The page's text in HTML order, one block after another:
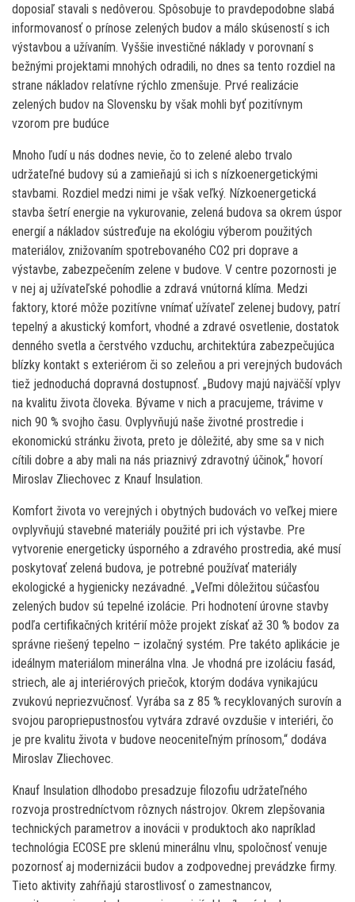
doposiaľ stavali s nedôverou. Spôsobuje to pravdepodobne slabá
informovanosť o prínose zelených budov a málo skúseností s ich
výstavbou a užívaním. Vyššie investičné náklady v porovnaní s
bežnými projektami mnohých odradili, no dnes sa tento rozdiel na
strane nákladov relatívne rýchlo zmenšuje. Prvé realizácie
zelených budov na Slovensku by však mohli byť pozitívnym
vzorom pre budúce
Mnoho ľudí u nás dodnes nevie, čo to zelené alebo trvalo
udržateľné budovy sú a zamieňajú si ich s nízkoenergetickými
stavbami. Rozdiel medzi nimi je však veľký. Nízkoenergetická
stavba šetrí energie na vykurovanie, zelená budova sa okrem úspor
energií a nákladov sústreďuje na ekológiu výberom použitých
materiálov, znižovaním spotrebovaného CO2 pri doprave a
výstavbe, zabezpečením zelene v budove. V centre pozornosti je
v nej aj užívateľské pohodlie a zdravá vnútorná klíma. Medzi
faktory, ktoré môže pozitívne vnímať užívateľ zelenej budovy, patrí
tepelný a akustický komfort, vhodné a zdravé osvetlenie, dostatok
denného svetla a čerstvého vzduchu, architektúra zabezpečujúca
blízky kontakt s exteriérom či so zeleňou a pri verejných budovách
tiež jednoduchá dopravná dostupnosť. „Budovy majú najväčší vplyv
na kvalitu života človeka. Bývame v nich a pracujeme, trávime v
nich 90 % svojho času. Ovplyvňujú naše životné prostredie i
ekonomickú stránku života, preto je dôležité, aby sme sa v nich
cítili dobre a aby mali na nás priaznivý zdravotný účinok,“ hovorí
Miroslav Zliechovec z Knauf Insulation.
Komfort života vo verejných i obytných budovách vo veľkej miere
ovplyvňujú stavebné materiály použité pri ich výstavbe. Pre
vytvorenie energeticky úsporného a zdravého prostredia, aké musí
poskytovať zelená budova, je potrebné používať materiály
ekologické a hygienicky nezávadné. „Veľmi dôležitou súčasťou
zelených budov sú tepelné izolácie. Pri hodnotení úrovne stavby
podľa certifikačných kritérií môže projekt získať až 30 % bodov za
správne riešený tepelno – izolačný systém. Pre takéto aplikácie je
ideálnym materiálom minerálna vlna. Je vhodná pre izoláciu fasád,
striech, ale aj interiérových priečok, ktorým dodáva vynikajúcu
zvukovú nepriezvučnosť. Vyrába sa z 85 % recyklovaných surovín a
svojou paropriepustnosťou vytvára zdravé ovzdušie v interiéri, čo
je pre kvalitu života v budove neoceniteľným prínosom,“ dodáva
Miroslav Zliechovec.
Knauf Insulation dlhodobo presadzuje filozofiu udržateľného
rozvoja prostredníctvom rôznych nástrojov. Okrem zlepšovania
technických parametrov a inovácii v produktoch ako napríklad
technológia ECOSE pre sklenú minerálnu vlnu, spoločnosť venuje
pozornosť aj modernizácii budov a zodpovednej prevádzke firmy.
Tieto aktivity zahŕňajú starostlivosť o zamestnancov,